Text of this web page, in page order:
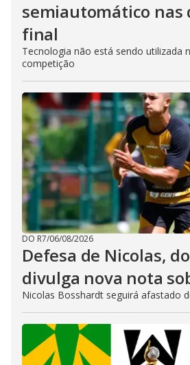
semiautomático nas
final
Tecnologia não está sendo utilizada
competição
DO R7/06/08/2026
Defesa de Nicolas,
divulga nova nota
Nicolas Bosshardt seguirá afastado